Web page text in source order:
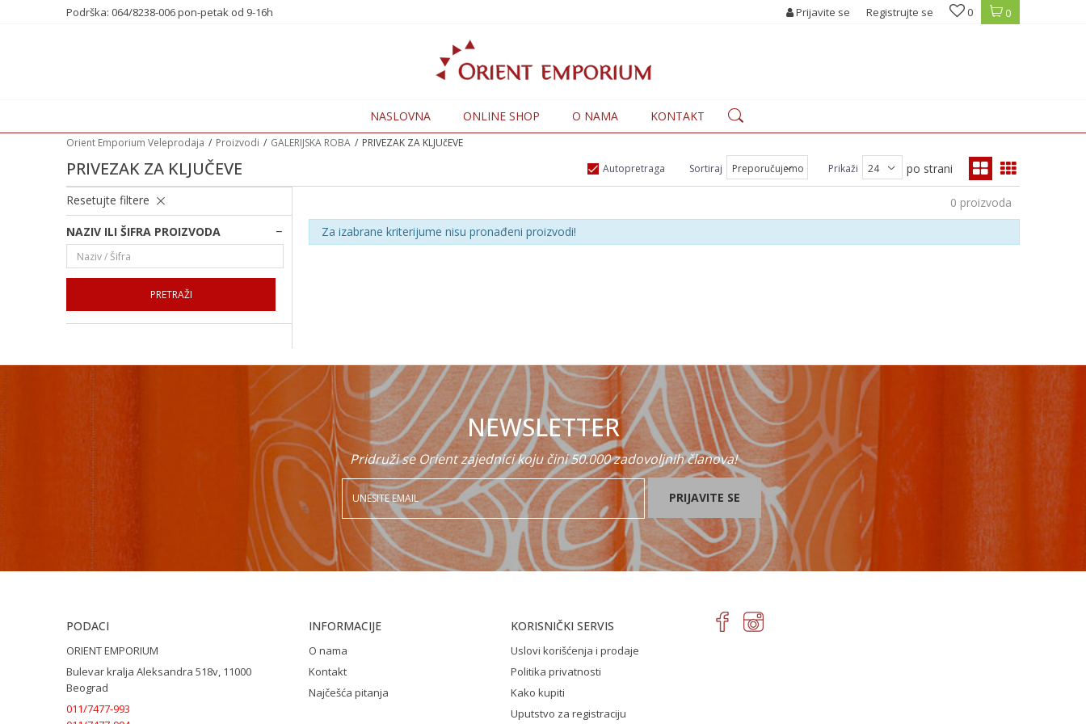
Podrška: 064/8238-006 pon-petak od 9-16h 0
0
Prijavite se Registrujte se
NASLOVNA ONLINE SHOP O NAMA KONTAKT
Orient Emporium Veleprodaja Proizvodi GALERIJSKA ROBA PRIVEZAK ZA KLJUčEVE
PRIVEZAK ZA KLJUČEVE Autopretraga Sortiraj Prikaži po strani
Resetujte filtere
NAZIV ILI ŠIFRA PROIZVODA
PRETRAŽI
0 proizvoda
Za izabrane kriterijume nisu pronađeni proizvodi!
NEWSLETTER
Pridruži se Orient zajednici koju čini 50.000 zadovoljnih članova!
PRIJAVITE SE
PODACI
ORIENT EMPORIUM
Bulevar kralja Aleksandra 518v, 11000
Beograd
011/7477-993
INFORMACIJE
O nama
Kontakt
Najčešća pitanja
KORISNIČKI SERVIS
Uslovi korišćenja i prodaje
Politika privatnosti
Kako kupiti
Uputstvo za registraciju